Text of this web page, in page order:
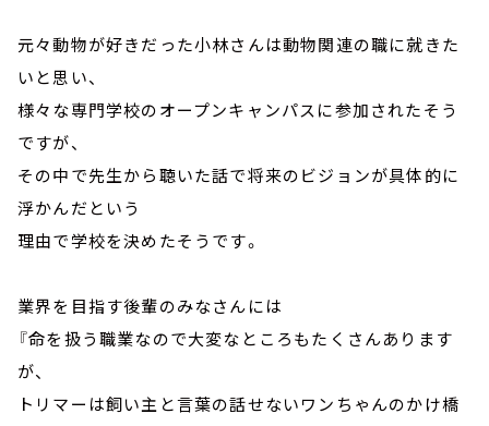
元々動物が好きだった小林さんは動物関連の職に就きた
いと思い、
様々な専門学校のオープンキャンパスに参加されたそう
ですが、
その中で先生から聴いた話で将来のビジョンが具体的に
浮かんだという
理由で学校を決めたそうです。
業界を目指す後輩のみなさんには
『命を扱う職業なので大変なところもたくさんあります
が、
トリマーは飼い主と言葉の話せないワンちゃんのかけ橋